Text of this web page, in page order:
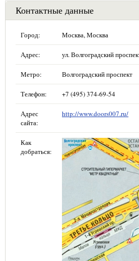
Контактные данные
Город: Москва, Москва
Адрес: ул. Волгоградский
Метро: Волгоградский проспект
Телефон: +7 (495) 374-69-54
Адрес
сайта:
http://www.doors007.ru/
Как
добраться: